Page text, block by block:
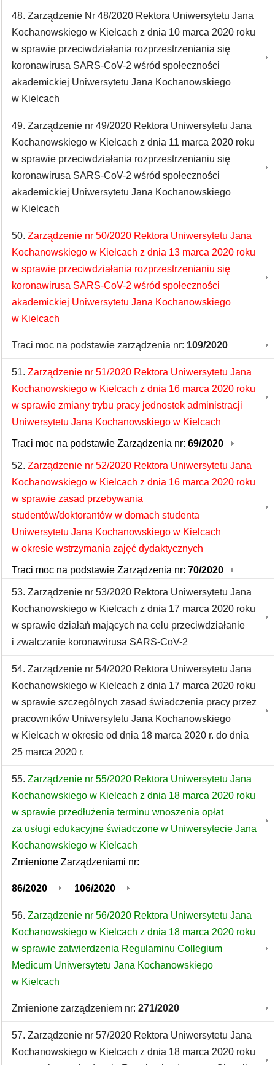
48. Zarządzenie Nr 48/2020 Rektora Uniwersytetu Jana
Kochanowskiego w Kielcach z dnia 10 marca 2020 roku
w sprawie przeciwdziałania rozprzestrzeniania się
koronawirusa SARS-CoV-2 wśród społeczności
akademickiej Uniwersytetu Jana Kochanowskiego
w Kielcach
49. Zarządzenie nr 49/2020 Rektora Uniwersytetu Jana
Kochanowskiego w Kielcach z dnia 11 marca 2020 roku
w sprawie przeciwdziałania rozprzestrzenianiu się
koronawirusa SARS-CoV-2 wśród społeczności
akademickiej Uniwersytetu Jana Kochanowskiego
w Kielcach
50. Zarządzenie nr 50/2020 Rektora Uniwersytetu Jana
Kochanowskiego w Kielcach z dnia 13 marca 2020 roku
w sprawie przeciwdziałania rozprzestrzenianiu się
koronawirusa SARS-CoV-2 wśród społeczności
akademickiej Uniwersytetu Jana Kochanowskiego
w Kielcach
Traci moc na podstawie zarządzenia nr: 109/2020
51. Zarządzenie nr 51/2020 Rektora Uniwersytetu Jana
Kochanowskiego w Kielcach z dnia 16 marca 2020 roku
w sprawie zmiany trybu pracy jednostek administracji
Uniwersytetu Jana Kochanowskiego w Kielcach
Traci moc na podstawie Zarządzenia nr: 69/2020
52. Zarządzenie nr 52/2020 Rektora Uniwersytetu Jana
Kochanowskiego w Kielcach z dnia 16 marca 2020 roku
w sprawie zasad przebywania
studentów/doktorantów w domach studenta
Uniwersytetu Jana Kochanowskiego w Kielcach
w okresie wstrzymania zajęć dydaktycznych
Traci moc na podstawie Zarządzenia nr: 70/2020
53. Zarządzenie nr 53/2020 Rektora Uniwersytetu Jana
Kochanowskiego w Kielcach z dnia 17 marca 2020 roku
w sprawie działań mających na celu przeciwdziałanie
i zwalczanie koronawirusa SARS-CoV-2
54. Zarządzenie nr 54/2020 Rektora Uniwersytetu Jana
Kochanowskiego w Kielcach z dnia 17 marca 2020 roku
w sprawie szczególnych zasad świadczenia pracy przez
pracowników Uniwersytetu Jana Kochanowskiego
w Kielcach w okresie od dnia 18 marca 2020 r. do dnia
25 marca 2020 r.
55. Zarządzenie nr 55/2020 Rektora Uniwersytetu Jana
Kochanowskiego w Kielcach z dnia 18 marca 2020 roku
w sprawie przedłużenia terminu wnoszenia opłat
za usługi edukacyjne świadczone w Uniwersytecie Jana
Kochanowskiego w Kielcach
Zmienione Zarządzeniami nr:
86/2020 106/2020
56. Zarządzenie nr 56/2020 Rektora Uniwersytetu Jana
Kochanowskiego w Kielcach z dnia 18 marca 2020 roku
w sprawie zatwierdzenia Regulaminu Collegium
Medicum Uniwersytetu Jana Kochanowskiego
w Kielcach
Zmienione zarządzeniem nr: 271/2020
57. Zarządzenie nr 57/2020 Rektora Uniwersytetu Jana
Kochanowskiego w Kielcach z dnia 18 marca 2020 roku